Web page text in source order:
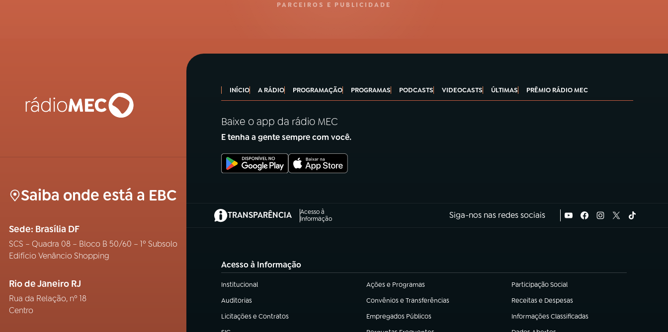
PARCEIROS E PUBLICIDADE
Saiba onde está a EBC
Sede: Brasília DF
SCS – Quadra 08 – Bloco B 50/60 – 1º Subsolo
Edifício Venâncio Shopping
Rio de Janeiro RJ
Rua da Relação, nº 18
Centro
INÍCIO A RÁDIO PROGRAMAÇÃO PROGRAMAS PODCASTS VIDEOCASTS ÚLTIMAS PRÊMIO RÁDIO MEC
Baixe o app da rádio MEC
E tenha a gente sempre com você.
TRANSPARÊNCIA
Acesso à
Informação
(abre em nova aba) Siga-nos nas redes sociais
Acesso à Informação
Institucional
(abre em nova aba) Ações e Programas
(abre em nova aba) Participação Social
(abre em nova aba)
Auditorias
(abre em nova aba) Convênios e Transferências
(abre em nova aba) Receitas e Despesas
(abre em nova aba)
Licitações e Contratos
(abre em nova aba) Empregados Públicos
(abre em nova aba) Informações Classificadas
(abre em nova aba)